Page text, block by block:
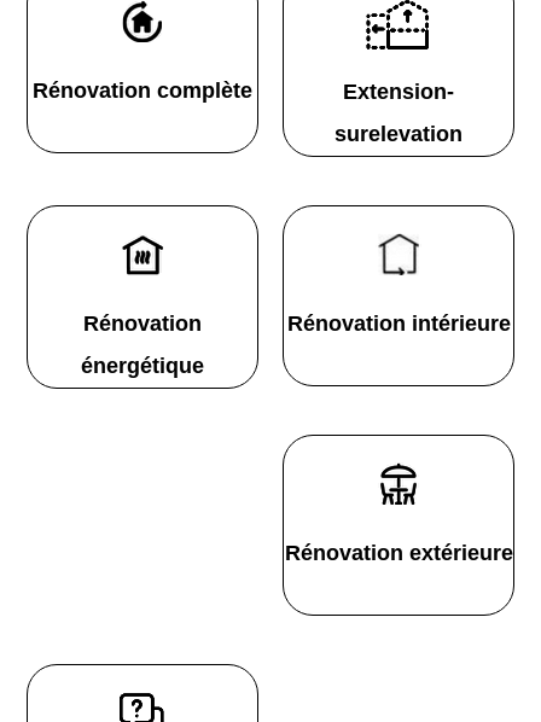
Rénovation complète
Extension-
surelevation
Rénovation
énergétique
Rénovation intérieure
Rénovation extérieure